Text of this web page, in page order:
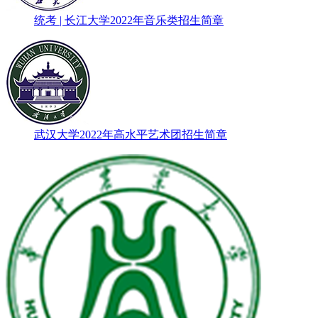
统考 | 长江大学2022年音乐类招生简章
武汉大学2022年高水平艺术团招生简章